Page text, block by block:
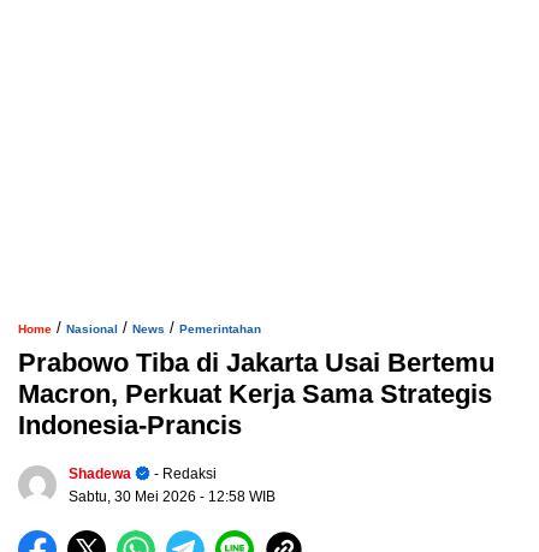
Home / Nasional / News / Pemerintahan
Prabowo Tiba di Jakarta Usai Bertemu
Macron, Perkuat Kerja Sama Strategis
Indonesia-Prancis
Shadewa
- Redaksi
Sabtu, 30 Mei 2026 - 12:58 WIB